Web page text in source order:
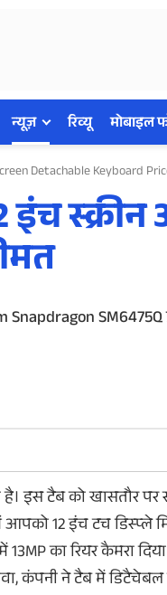
न्यूज़ रिव्यू मोबाइल
Detachable Keyboard
इंच
Snapdragon
इस टैब को खासतौर
आपको 12 इंच टच
का रियर कैमरा
कंपनी ने टैब में